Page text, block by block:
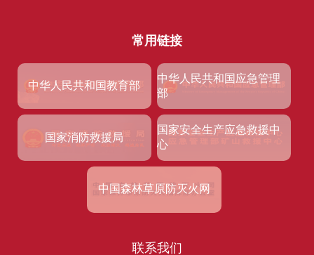
常用链接
中华人民共和国教育部
中华人民共和国应急管理
部
国家消防救援局
国家安全生产应急救援中
心
中国森林草原防灭火网
联系我们